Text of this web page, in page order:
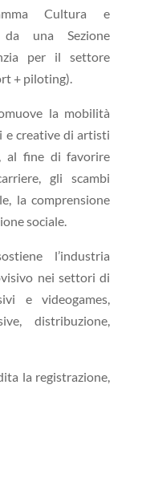
Cultura e
una Sezione
per il settore
+ piloting).
la mobilità
e creative di artisti
al fine di favorire
gli scambi
la comprensione
sociale.
l’industria
nei settori di
e videogames,
distribuzione,
la registrazione,